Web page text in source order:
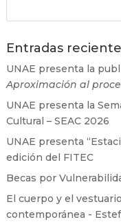
Entradas
UNAE presenta la
Aproximación al
UNAE presenta la
Cultural – SEAC 2026
UNAE presenta
edición del FITEC
Becas por
El cuerpo y el
contemporánea -